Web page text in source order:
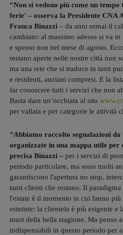
“Non si vedono più come un
ferie' – osserva la Presidente CNA
Franca Binazzi – da anni ormai il
cambiato: al massimo adesso si va in
e spesso non nel mese di agosto.
restano aperte nelle nostre città non
ma una rete che si traduce in tanti
e residenti, anziani compresi. E la
far conoscere tutti i servizi che non
Basta dare un’occhiata al sito
per vallata e per categorie le attività
“Abbiamo raccolto segnalazioni
organizzate in una mappa utile per
precisa Binazzi – per i servizi di
periodo particolare, ma sono molti
garantiscono l'apertura no stop,
tanti clienti che restano. Il
l'estate è il momento in cui fanno
estetiste: la clientela è più esigente e
must della bella stagione. Ma penso
indispensabili in questo periodo per